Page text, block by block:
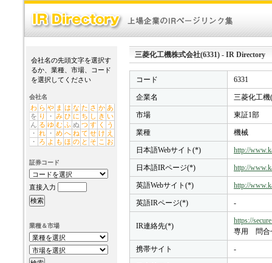
会社名の先頭文字を選択す
るか、業種、市場、コード
を選択してください
会社名
わ ら や ま は な た さ か あ
を り ・ み ひ に ち し き い
ん る ゆ む ふ ぬ つ す く
う
・ れ ・ め へ ね て せ け え
・
ろ よ も ほ の と そ こ お
証券コード
直接入力
業種＆市場
三菱化工機株式会社(6331) - IR Directory
コード 6331
企業名 三菱化工機
市場 東証1部
業種 機械
日本語Webサイト(*) http://
日本語IRページ(*) http://
英語Webサイト(*) http://
英語IRページ(*) -
IR連絡先(*)
https://
専用 問合
携帯サイト -